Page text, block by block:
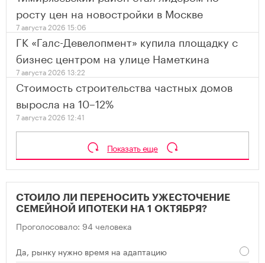
росту цен на новостройки в Москве
7 августа 2026 15:06
ГК «Галс-Девелопмент» купила площадку с
бизнес центром на улице Наметкина
7 августа 2026 13:22
Стоимость строительства частных домов
выросла на 10–12%
7 августа 2026 12:41
Показать еще
СТОИЛО ЛИ ПЕРЕНОСИТЬ УЖЕСТОЧЕНИЕ
СЕМЕЙНОЙ ИПОТЕКИ НА 1 ОКТЯБРЯ?
Проголосовало: 94 человека
Да, рынку нужно время на адаптацию